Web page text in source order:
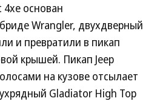
4xe основан
Wrangler, двухдверный
и превратили в пикап
крышей. Пикап Jeep
на кузове отсылает
Gladiator High Top